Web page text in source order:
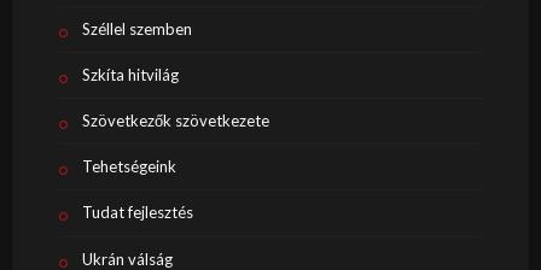
Széllel szemben
Szkíta hitvilág
Szövetkezők szövetkezete
Tehetségeink
Tudat fejlesztés
Ukrán válság